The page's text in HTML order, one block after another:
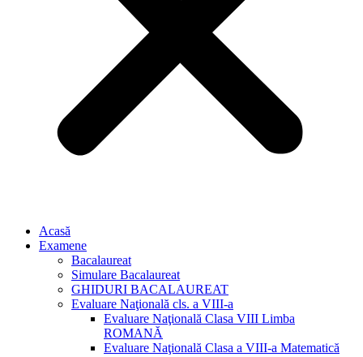
Acasă
Examene
Bacalaureat
Simulare Bacalaureat
GHIDURI BACALAUREAT
Evaluare Naţională cls. a VIII-a
Evaluare Naţională Clasa VIII Limba
ROMANĂ
Evaluare Naţională Clasa a VIII-a Matematică